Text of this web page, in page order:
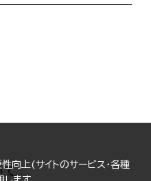
向上(サイトのサービス・各種
て